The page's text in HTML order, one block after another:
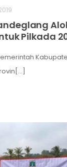
Pilkada